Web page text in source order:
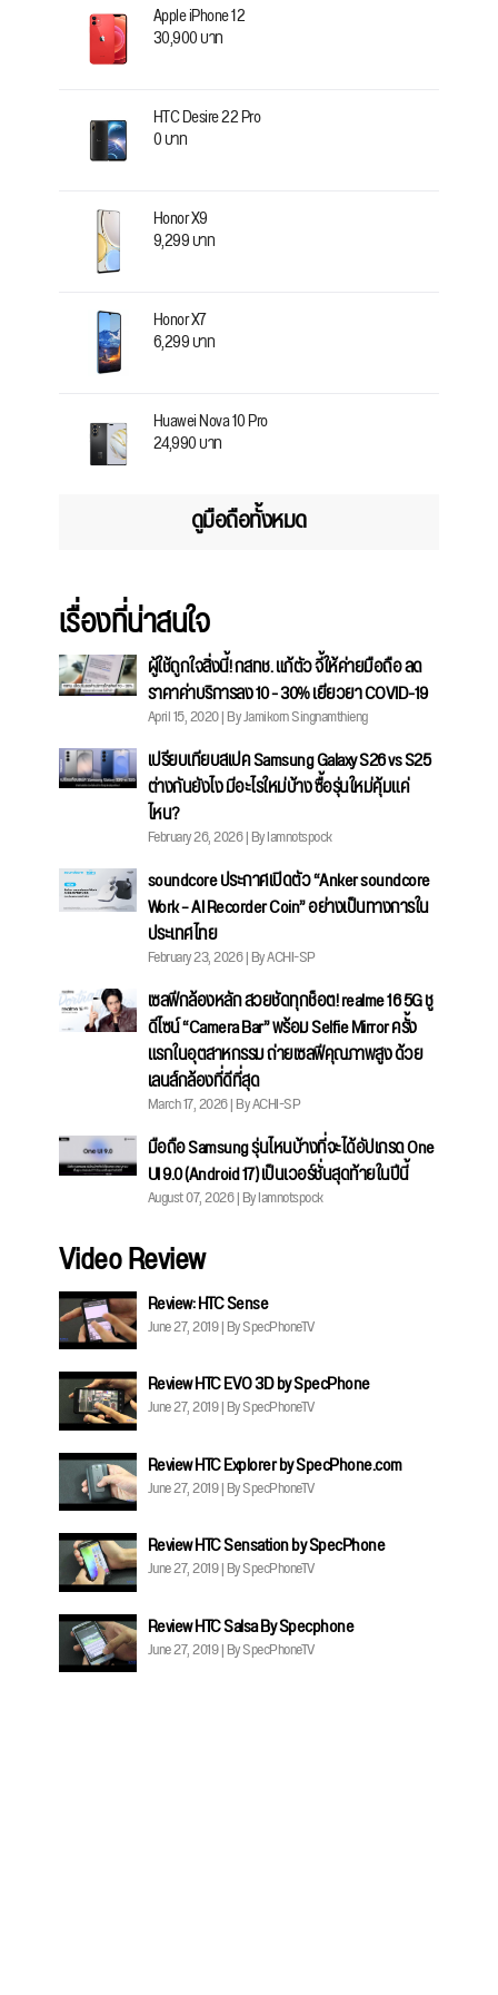
Apple iPhone 12
30,900 บาท
HTC Desire 22 Pro
0 บาท
Honor X9
9,299 บาท
Honor X7
6,299 บาท
Huawei Nova 10 Pro
24,990 บาท
ดูมือถือทั้งหมด
เรื่องที่น่าสนใจ
ผู้ใช้ถูกใจสิ่งนี้! กสทช. แก้ตัว จี้ให้ค่ายมือถือ ลด
ราคาค่าบริการลง 10 - 30% เยียวยา COVID-19
April 15, 2020 | By Jamikorn Singnamthieng
เปรียบเทียบสเปค Samsung Galaxy S26 vs S25
ต่างกันยังไง มีอะไรใหม่บ้าง ซื้อรุ่นใหม่คุ้มแค่
ไหน?
February 26, 2026 | By Iamnotspock
soundcore ประกาศเปิดตัว “Anker soundcore
Work – AI Recorder Coin” อย่างเป็นทางการใน
ประเทศไทย
February 23, 2026 | By ACHI-SP
เซลฟีกล้องหลัก สวยชัดทุกช็อต! realme 16 5G ชู
ดีไซน์ “Camera Bar” พร้อม Selfie Mirror ครั้ง
แรกในอุตสาหกรรม ถ่ายเซลฟีคุณภาพสูง ด้วย
เลนส์กล้องที่ดีที่สุด
March 17, 2026 | By ACHI-SP
มือถือ Samsung รุ่นไหนบ้างที่จะได้อัปเกรด One
UI 9.0 (Android 17) เป็นเวอร์ชั่นสุดท้ายในปีนี้
August 07, 2026 | By Iamnotspock
Video Review
Review: HTC Sense
June 27, 2019 | By SpecPhoneTV
Review HTC EVO 3D by SpecPhone
June 27, 2019 | By SpecPhoneTV
Review HTC Explorer by SpecPhone.com
June 27, 2019 | By SpecPhoneTV
Review HTC Sensation by SpecPhone
June 27, 2019 | By SpecPhoneTV
Review HTC Salsa By Specphone
June 27, 2019 | By SpecPhoneTV